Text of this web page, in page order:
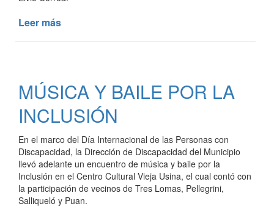
Leer más
AÑO
EN
LOS
MUNICIPALES
MÚSICA Y BAILE POR LA
INCLUSIÓN
En el marco del Día Internacional de las Personas con
Discapacidad, la Dirección de Discapacidad del Municipio
llevó adelante un encuentro de música y baile por la
Inclusión en el Centro Cultural Vieja Usina, el cual contó con
la participación de vecinos de Tres Lomas, Pellegrini,
Salliqueló y Puan.